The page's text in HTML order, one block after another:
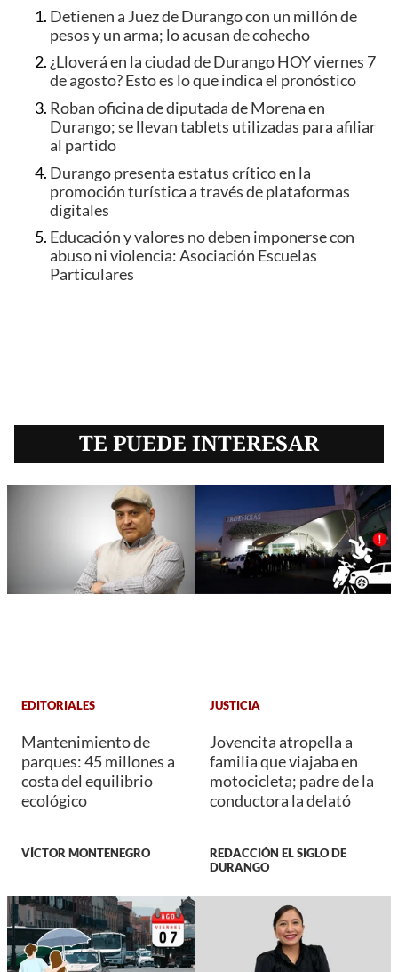
Detienen a Juez de Durango con un millón de
pesos y un arma; lo acusan de cohecho
¿Lloverá en la ciudad de Durango HOY viernes 7
de agosto? Esto es lo que indica el pronóstico
Roban oficina de diputada de Morena en
Durango; se llevan tablets utilizadas para afiliar
al partido
Durango presenta estatus crítico en la
promoción turística a través de plataformas
digitales
Educación y valores no deben imponerse con
abuso ni violencia: Asociación Escuelas
Particulares
TE PUEDE INTERESAR
EDITORIALES
Mantenimiento de
parques: 45 millones a
costa del equilibrio
ecológico
VÍCTOR MONTENEGRO
JUSTICIA
Jovencita atropella a
familia que viajaba en
motocicleta; padre de la
conductora la delató
REDACCIÓN EL SIGLO DE
DURANGO